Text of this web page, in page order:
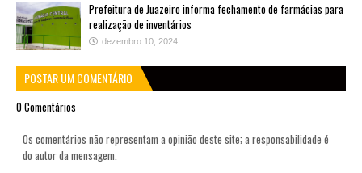
Prefeitura de Juazeiro informa fechamento de farmácias para
realização de inventários
dezembro 10, 2024
POSTAR UM COMENTÁRIO
0 Comentários
Os comentários não representam a opinião deste site; a responsabilidade é
do autor da mensagem.